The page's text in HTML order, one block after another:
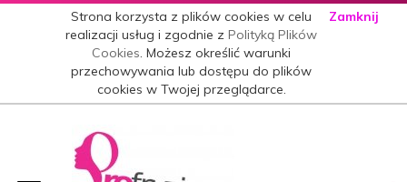
Strona korzysta z plików cookies w celu
realizacji usług i zgodnie zPolityką Plików
Cookies. Możesz określić warunki
przechowywania lub dostępu do plików
cookies w Twojej przeglądarce.
Zamknij